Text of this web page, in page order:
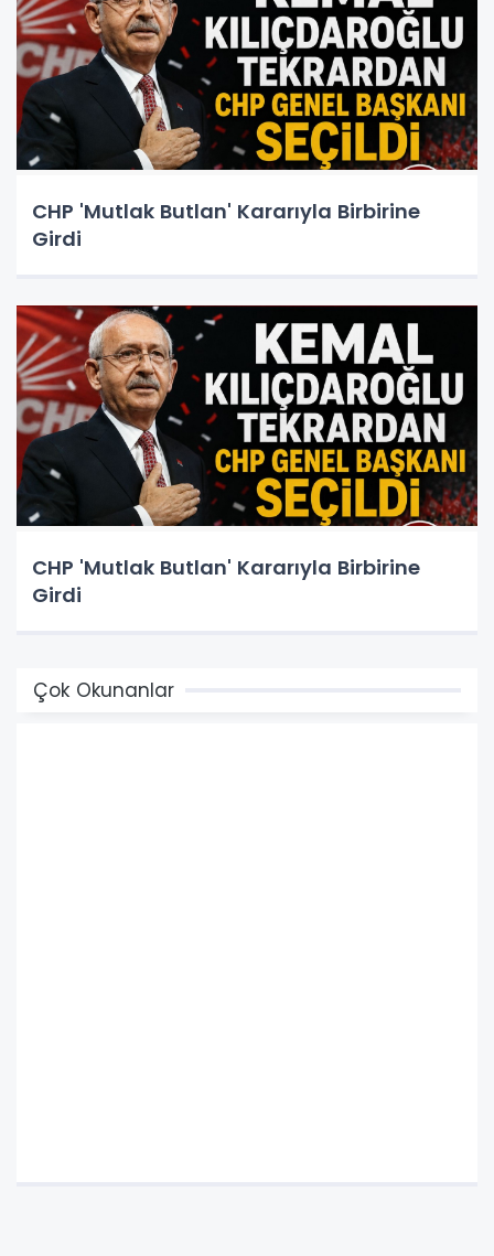
CHP 'Mutlak Butlan' Kararıyla Birbirine
Girdi
CHP 'Mutlak Butlan' Kararıyla Birbirine
Girdi
Çok Okunanlar